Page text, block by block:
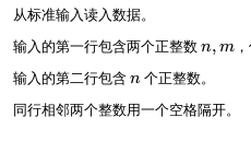
m
)
从标准输入读入数据。
输入的第一行包含两个正整数n,
n, m
输入的第二行包含n
n 个正整数。
同行相邻两个整数用一个空格隔开。